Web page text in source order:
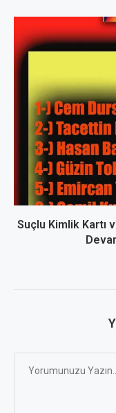
Suçlu Kimlik Kartı